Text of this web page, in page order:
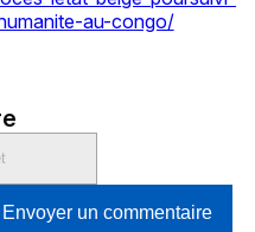
au-congo/
Envoyer un commentaire